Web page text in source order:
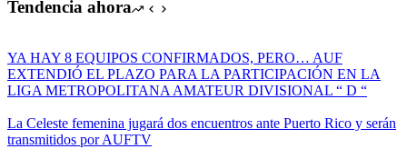
Tendencia ahora
YA HAY 8 EQUIPOS CONFIRMADOS, PERO… AUF
EXTENDIÓ EL PLAZO PARA LA PARTICIPACIÓN EN LA
LIGA METROPOLITANA AMATEUR DIVISIONAL “ D “
La Celeste femenina jugará dos encuentros ante Puerto Rico y serán
transmitidos por AUFTV